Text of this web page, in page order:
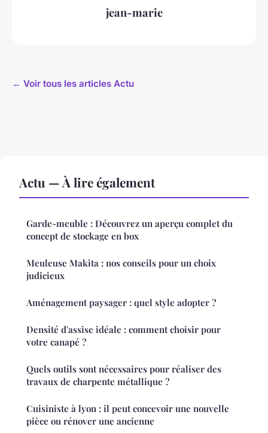
jean-marie
← Voir tous les articles Actu
Actu — À lire également
Garde-meuble : Découvrez un aperçu complet du
concept de stockage en box
Meuleuse Makita : nos conseils pour un choix
judicieux
Aménagement paysager : quel style adopter ?
Densité d'assise idéale : comment choisir pour
votre canapé ?
Quels outils sont nécessaires pour réaliser des
travaux de charpente métallique ?
Cuisiniste à lyon : il peut concevoir une nouvelle
pièce ou rénover une ancienne